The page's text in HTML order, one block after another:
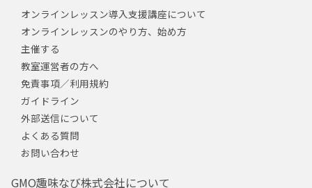
オンラインレッスン導入支援講座について
オンラインレッスンのやり方、始め方
主催する
教室運営者の方へ
免責事項／利用規約
ガイドライン
外部送信について
よくある質問
お問い合わせ
GMO趣味なび株式会社について